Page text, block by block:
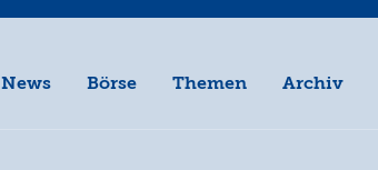
News Börse Themen Archiv